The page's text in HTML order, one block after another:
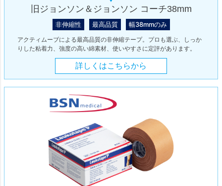
旧ジョンソン＆ジョンソン コーチ38mm
非伸縮性 最高品質 幅38mmのみ
アクティムーブによる最高品質の非伸縮テープ。プロも選ぶ、しっか
りした粘着力、強度の高い綿素材、使いやすさに定評があります。
詳しくはこちらから